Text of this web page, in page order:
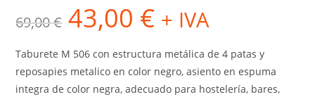
69,00€
El
precio
original
69,00 €.
43,00 €El
precio
actual
43,00 €.
+ IVA
Taburete M 506 con estructura metálica de 4 patas y
reposapies metalico en color negro, asiento en espuma
integra de color negra, adecuado para hostelería, bares,